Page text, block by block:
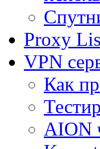
Proxy
VPN
Как
AION